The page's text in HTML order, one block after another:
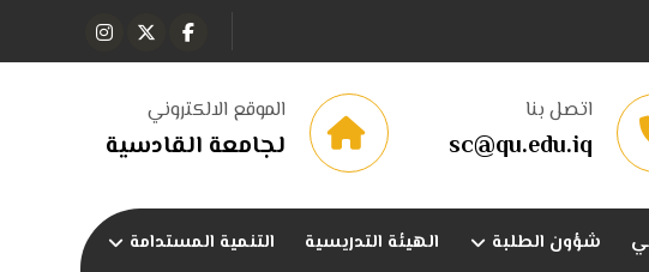
الموقع الالكتروني
لجامعة القادسية
اتصل بنا
sc@qu.edu.iq
شؤون الطلبة الهيئة التدريسية
التنمية المستدامة